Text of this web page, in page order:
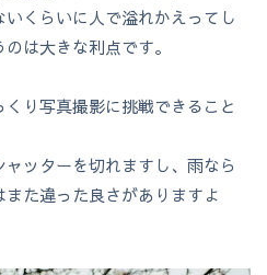
くらいに人で溢れかえってし
は大きな利点です。
り写真撮影に挑戦できること
ッターを切れますし、雨なら
た違った良さがありますよ